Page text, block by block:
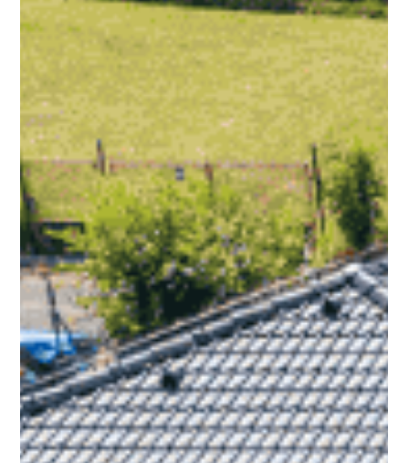
Jan Halik
14. 3. 2025
Minut čtení: 1
Unikátní podkrovní byt v Praze 4 –
Podolí. Výjimečné bydlení s
atmosférou!
Hledáte jedinečné bydlení v Praze ? Tento čarovný podkrovní
byt 1+kk o velikosti 50 m² v prestižní lokalitě Podolí je ideální
volbou pro...